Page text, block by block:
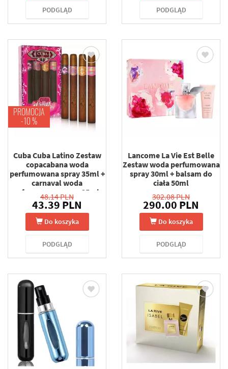
PODGLĄD PODGLĄD
PROMOCJA
-10 %
Cuba Cuba Latino Zestaw
copacabana woda
perfumowana spray 35ml +
carnaval woda
perfumowana spray 35ml +
maya woda perfumowana
spray 35ml + cactus woda
perfumowana spray 35ml
48.14 PLN
43.39 PLN
Do koszyka
PODGLĄD
Lancome La Vie Est Belle
Zestaw woda perfumowana
spray 30ml + balsam do
ciała 50ml
302.08 PLN
290.00 PLN
Do koszyka
PODGLĄD